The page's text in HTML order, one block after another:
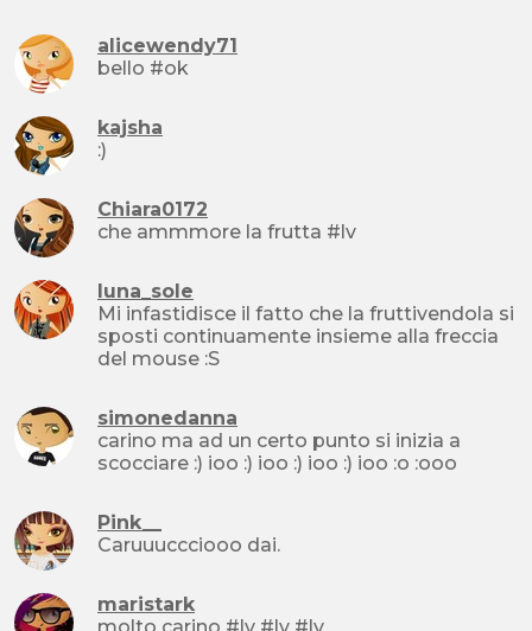
alicewendy71
bello #ok
kajsha
:)
Chiara0172
che ammmore la frutta #lv
luna_sole
Mi infastidisce il fatto che la fruttivendola si
sposti continuamente insieme alla freccia
del mouse :S
simonedanna
carino ma ad un certo punto si inizia a
scocciare :) ioo :) ioo :) ioo :) ioo :o :ooo
Pink__
Caruuuccciooo dai.
maristark